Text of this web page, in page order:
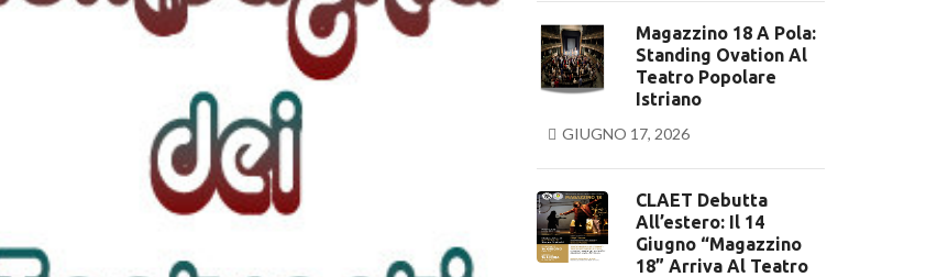
Magazzino 18 A Pola:
Standing Ovation Al
Teatro Popolare
Istriano
GIUGNO 17, 2026
CLAET Debutta
All’estero: Il 14
Giugno “Magazzino
18” Arriva Al Teatro